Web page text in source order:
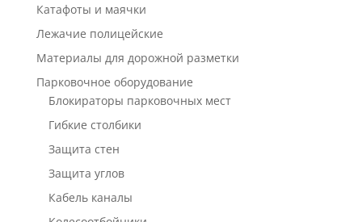
Катафоты и маячки
Лежачие полицейские
Материалы для дорожной разметки
Парковочное оборудование
Блокираторы парковочных мест
Гибкие столбики
Защита стен
Защита углов
Кабель каналы